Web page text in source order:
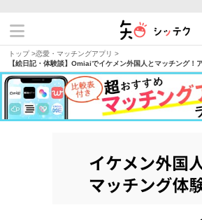
トップ>恋愛・マッチングアプリ >
【絵日記・体験談】Omiaiでイケメン外国人とマッチング！